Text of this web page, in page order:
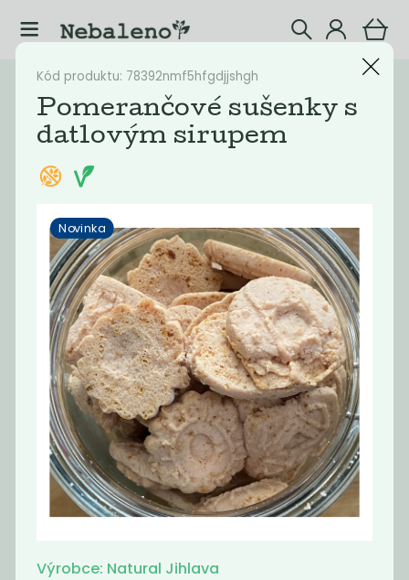
Katalog Potraviny
Filtrovat produkty
Novinka
Vegan Bílá
čokoláda
750
Preclíky slané
BIO -
bezlepkové
609
Novinka
Kód produktu: 78392nmf5hfgdjjshgh
Pomerančové sušenky s
datlovým sirupem
Výrobce: Natural Jihlava